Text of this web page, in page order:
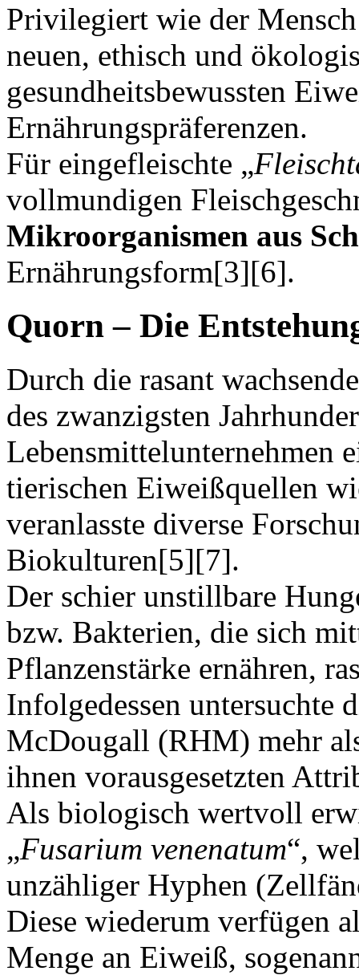
Privilegiert wie der
neuen, ethisch und
gesundheitsbewussten
Ernährungspräferenzen.
Für eingefleischte „
vollmundigen
Mikroorganismen aus
Ernährungsform[3][6].
Quorn – Die
Durch die rasant
des zwanzigsten
Lebensmittelunternehmen
tierischen Eiweißquellen
veranlasste diverse
Biokulturen[5][7].
Der schier unstillbare
bzw. Bakterien, die sich
Pflanzenstärke ernähren,
Infolgedessen untersuchte
McDougall (RHM) mehr
ihnen vorausgesetzten
Als biologisch wertvoll
„Fusarium venenatum“,
unzähliger Hyphen
Diese wiederum verfügen
Menge an Eiweiß,